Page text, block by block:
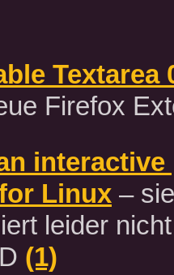
Textarea
Firefox
interactive
Linux –
leider
(1)